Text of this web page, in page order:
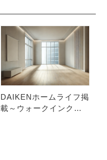
DAIKENホームライフ掲
載～ウォークインクロ